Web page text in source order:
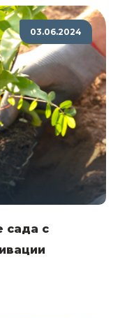
03.06.2024
сада с